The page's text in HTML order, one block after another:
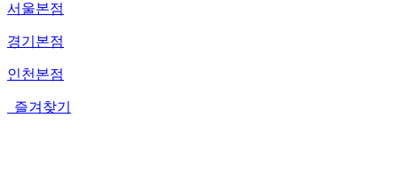
서울본점
경기본점
인천본점
즐겨찾기